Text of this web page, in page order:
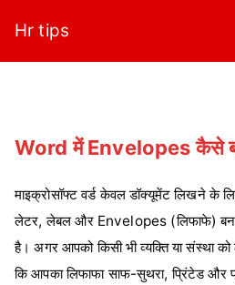
content
Hr tips
Word में Envelopes कैसे
माइक्रोसॉफ्ट वर्ड केवल डॉक्यूमेंट लिखने के
लेटर, लेबल और Envelopes (लिफाफे)
है। अगर आपको किसी भी व्यक्ति या संस्था
कि आपका लिफाफा साफ-सुथरा, प्रिंटेड और